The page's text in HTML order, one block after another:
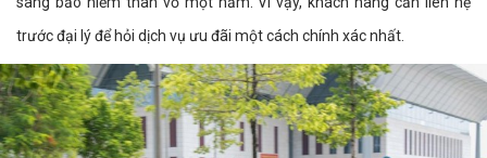
trước đại lý để hỏi dịch vụ ưu đãi một cách chính xác nhất.